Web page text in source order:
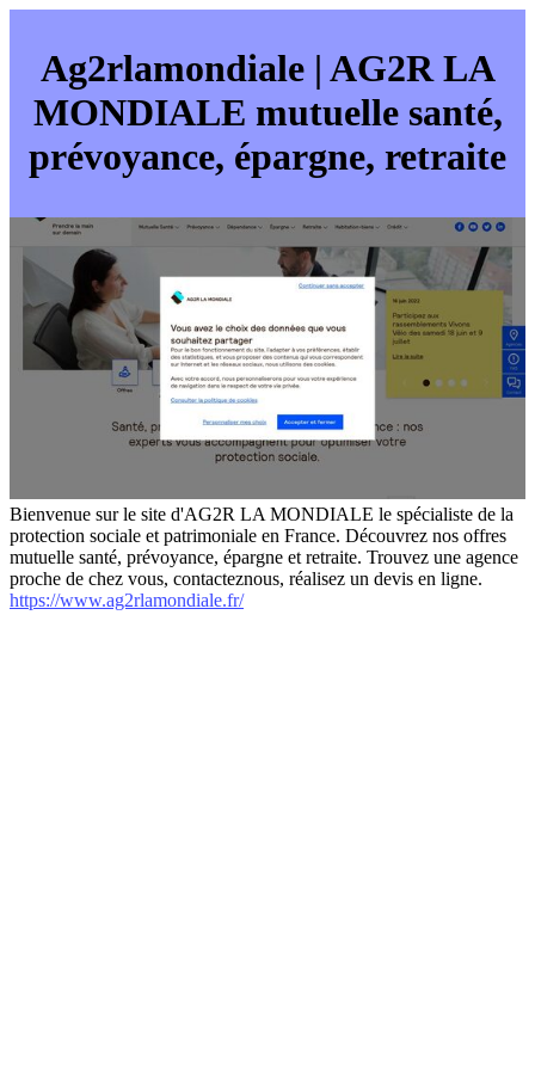
Ag2rlamondiale | AG2R LA
MONDIALE mutuelle santé,
prévoyance, épargne, retraite
Bienvenue sur le site d'AG2R LA MONDIALE le spécialiste de la
protection sociale et patrimoniale en France. Découvrez nos offres
mutuelle santé, prévoyance, épargne et retraite. Trouvez une agence
proche de chez vous, contacteznous, réalisez un devis en ligne.
https://www.ag2rlamondiale.fr/